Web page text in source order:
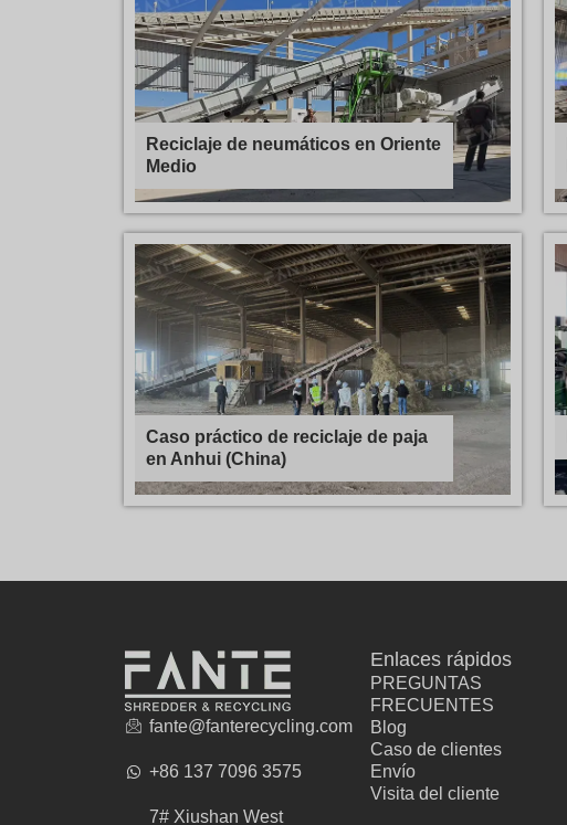
Reciclaje de neumáticos en Oriente
Medio
Caso práctico de reciclaje de paja
en Anhui (China)
fante@fanterecycling.com
+86 137 7096 3575
7# Xiushan West
Enlaces rápidos
PREGUNTAS
FRECUENTES
Blog
Caso de clientes
Envío
Visita del cliente